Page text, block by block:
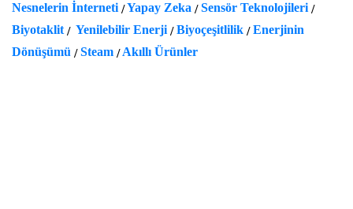
Nesnelerin İnterneti/Yapay Zeka / Sensör Teknolojileri/
Biyotaklit/ Yenilebilir Enerji/ Biyoçeşitlilik / Enerjinin
Dönüşümü / Steam /Akıllı Ürünler